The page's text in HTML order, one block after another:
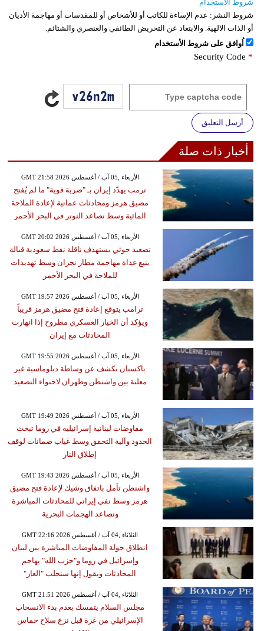
شروط الاستخدام
شروط النشر: عدم الإساءة للكاتب أو للأشخاص أو للمقدسات أو مهاجمة الأديان
أو الذات الالهية. والابتعاد عن التحريض الطائفي والعنصري والشتائم.
اُوافق على شروط الأستخدام
Security Code *
أرسل التعليق
أخبار ذات صلة
GMT 21:58 2026 الأربعاء ,05 آب / أغسطس
ترمب يهدّد إيران بـ "ضربة قوية" ما لم يُفتح
مضيق هرمز ومحادثات عمانية لإعادة الملاحة
المائية وسط تصاعد التوتر في البحر الأحمر
GMT 20:02 2026 الأربعاء ,05 آب / أغسطس
تصعيد حوثي يستهدف ناقلة نفط سعودية قبالة
ينبع غداة مهاجمة مطار نجران وسط تهديدات
للملاحة في البحر الأحمر
GMT 19:57 2026 الأربعاء ,05 آب / أغسطس
ترامب يتوقع إعادة فتح مضيق هرمز قريباً
ويؤكد أن الخيار العسكري مطروح إذا انهارت
المحادثات مع إيران
GMT 19:55 2026 الأربعاء ,05 آب / أغسطس
باكستان تكشف عن وساطة دبلوماسية غير
معلنة بين واشنطن وطهران لاحتواء التصعيد
GMT 19:49 2026 الأربعاء ,05 آب / أغسطس
مفاوضات لبنانية إسرائيلية في روما تبحث
الحدود وآلية التحقق وسط غياب ضمانات لوقف
إطلاق النار
GMT 19:43 2026 الأربعاء ,05 آب / أغسطس
واشنطن تأمل باتفاق وشيك لإعادة فتح مضيق
هرمز وسط نفي إيراني للمحادثات المباشرة
وتصاعد الهجمات البحرية
GMT 22:16 2026 الثلاثاء ,04 آب / أغسطس
انطلاق جولة المفاوضات المباشرة بين لبنان
وإسرائيل في روما و"حزب الله" يهاجم
المحادثات ويقول إنها ستجلب "العار"
GMT 21:51 2026 الثلاثاء ,04 آب / أغسطس
مجلس السلام يتمسك بعدم بدء الانسحاب
الإسرائيلي من غزة قبل نزع سلاح حماس